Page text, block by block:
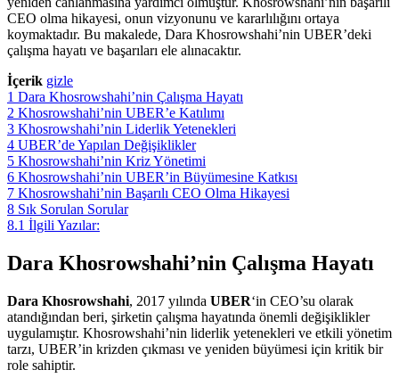
CEO olma hikayesi, onun vizyonunu ve kararlılığını ortaya
koymaktadır. Bu makalede, Dara Khosrowshahi’nin UBER’deki
çalışma hayatı ve başarıları ele alınacaktır.
İçerik gizle
1 Dara Khosrowshahi’nin Çalışma Hayatı
2 Khosrowshahi’nin UBER’e Katılımı
3 Khosrowshahi’nin Liderlik Yetenekleri
4 UBER’de Yapılan Değişiklikler
5 Khosrowshahi’nin Kriz Yönetimi
6 Khosrowshahi’nin UBER’in Büyümesine Katkısı
7 Khosrowshahi’nin Başarılı CEO Olma Hikayesi
8 Sık Sorulan Sorular
8.1 İlgili Yazılar:
Dara Khosrowshahi’nin Çalışma Hayatı
Dara Khosrowshahi, 2017 yılında UBER‘in CEO’su olarak
atandığından beri, şirketin çalışma hayatında önemli değişiklikler
uygulamıştır. Khosrowshahi’nin liderlik yetenekleri ve etkili yönetim
tarzı, UBER’in krizden çıkması ve yeniden büyümesi için kritik bir
role sahiptir.